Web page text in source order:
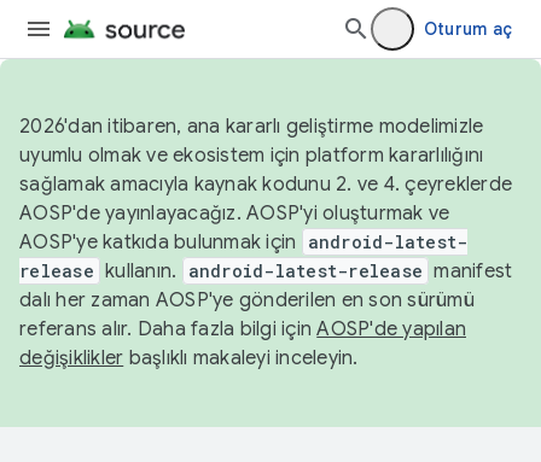
Oturum aç
2026'dan itibaren, ana kararlı geliştirme modelimizle
uyumlu olmak ve ekosistem için platform kararlılığını
sağlamak amacıyla kaynak kodunu 2. ve 4. çeyreklerde
AOSP'de yayınlayacağız. AOSP'yi oluşturmak ve
AOSP'ye katkıda bulunmak için
android-latest-
release kullanın. android-latest-release manifest
dalı her zaman AOSP'ye gönderilen en son sürümü
referans alır. Daha fazla bilgi içinAOSP'de yapılan
değişiklikler başlıklı makaleyi inceleyin.